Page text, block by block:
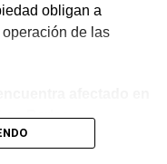
obligan a
de las
Perlas,
bajas de